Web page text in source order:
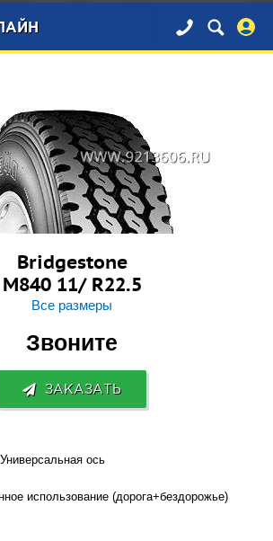
×
Bridgestone
M840 11/ R22.5
Все размеры
Звоните
ЗАКАЗАТЬ
Универсальная ось
использование (дорога+бездорожье)